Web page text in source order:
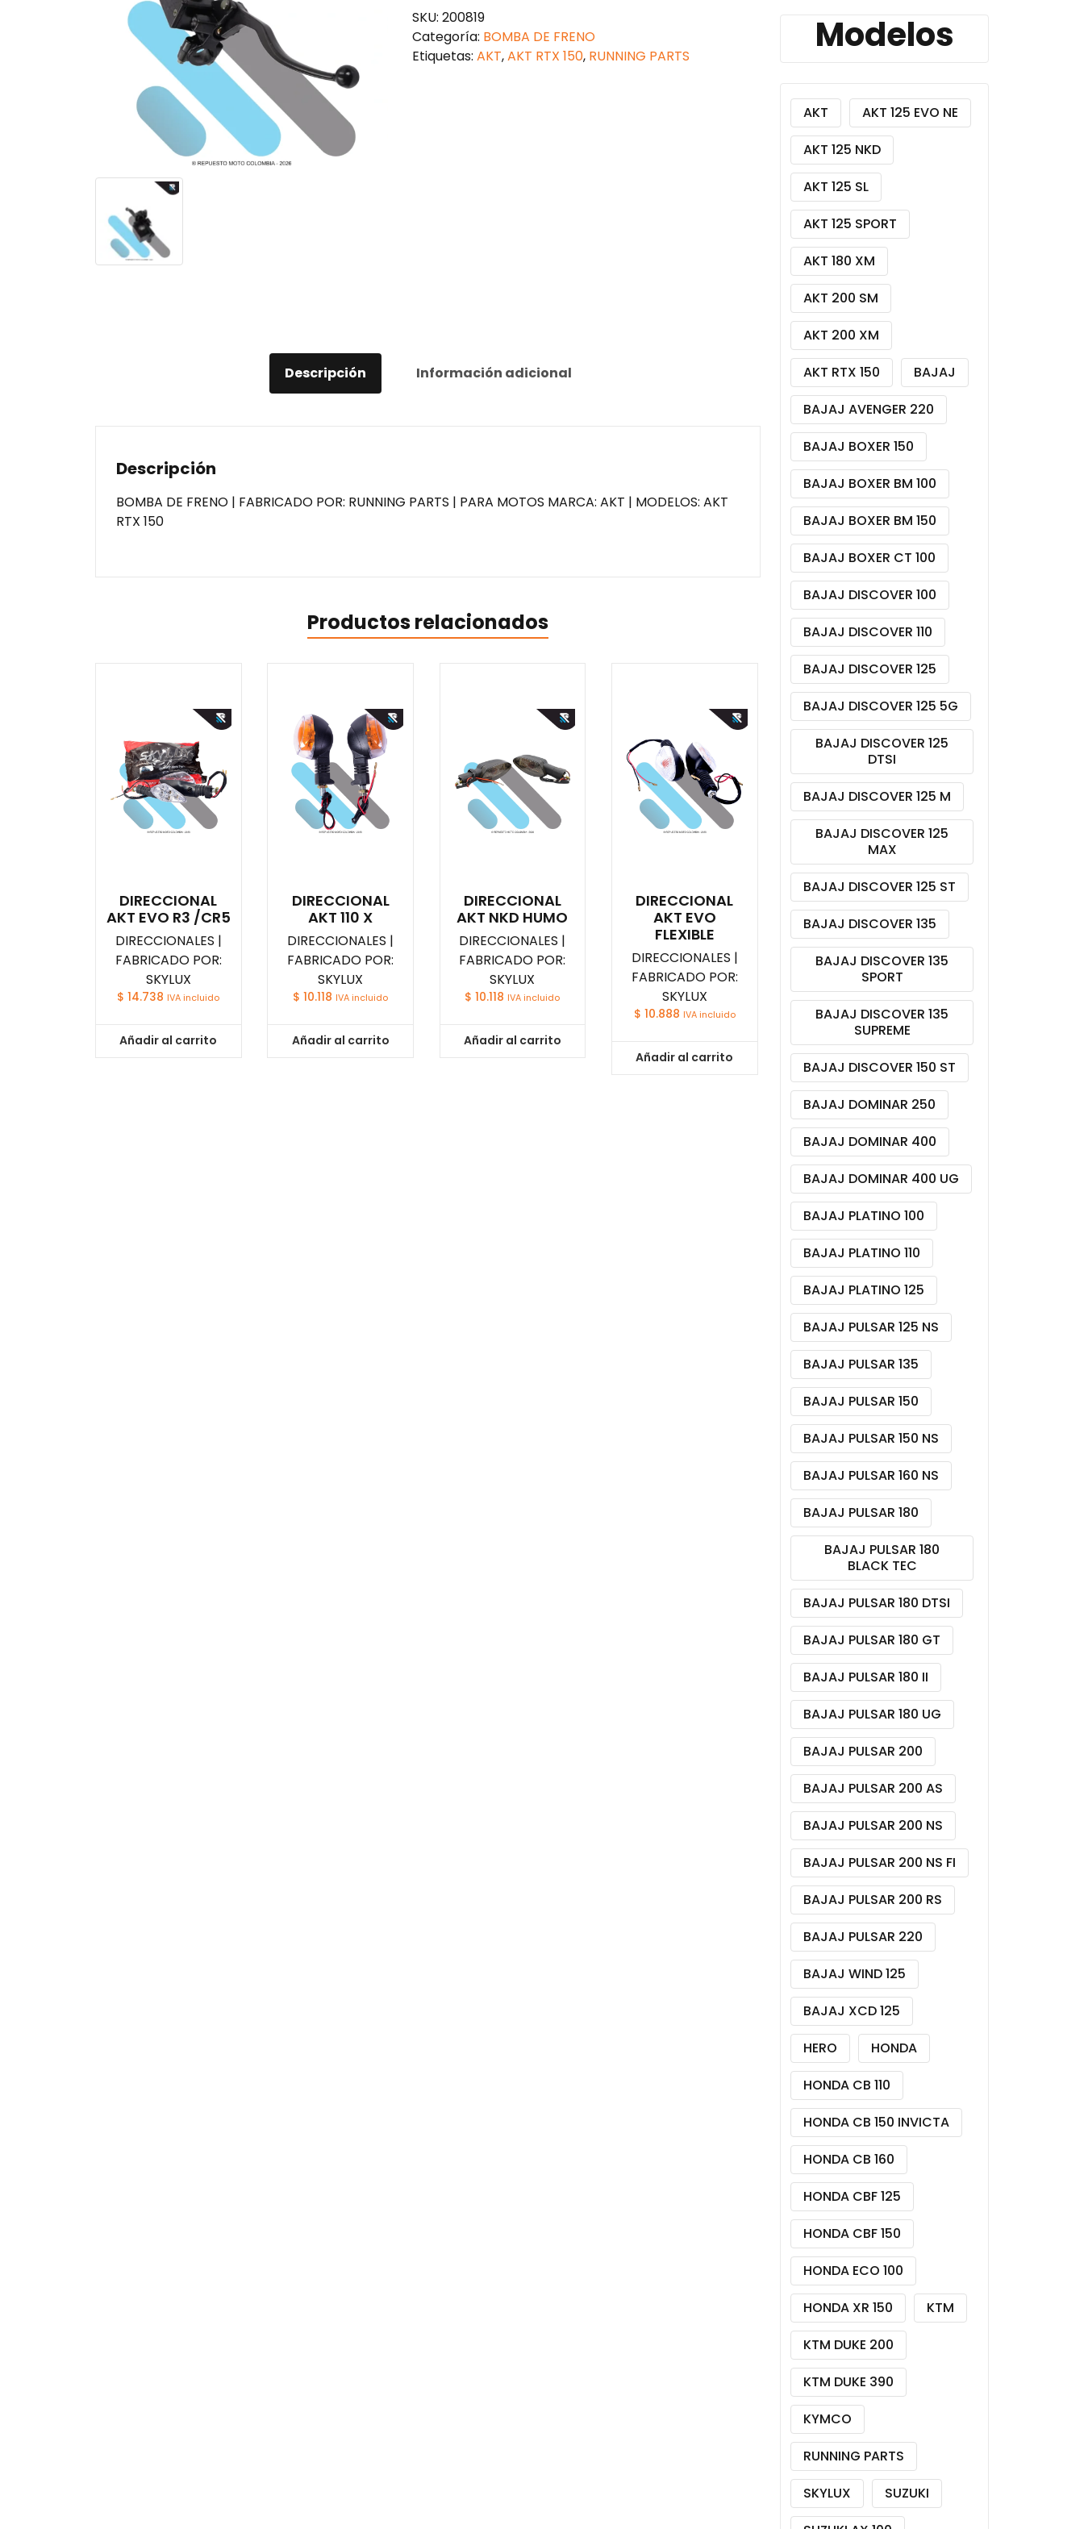
SKU: 200819
Categoría: BOMBA DE FRENO
Etiquetas: AKT,AKT RTX 150, RUNNING PARTS
Descripción Información adicional
Descripción
BOMBA DE FRENO | FABRICADO POR: RUNNING PARTS | PARA MOTOS MARCA: AKT | MODELOS: AKT
RTX 150
Productos relacionados
DIRECCIONAL
AKT EVO R3 /CR5
DIRECCIONALES |
FABRICADO POR:
SKYLUX
$ 14.738 IVA incluido
Añadir al carrito
DIRECCIONAL
AKT 110 X
DIRECCIONALES |
FABRICADO POR:
SKYLUX
$ 10.118 IVA incluido
Añadir al carrito
DIRECCIONAL
AKT NKD HUMO
DIRECCIONALES |
FABRICADO POR:
SKYLUX
$ 10.118 IVA incluido
Añadir al carrito
DIRECCIONAL
AKT EVO
FLEXIBLE
DIRECCIONALES |
FABRICADO POR:
SKYLUX
$ 10.888 IVA incluido
Añadir al carrito
Modelos
AKT
AKT 125 EVO NE
AKT 125 NKD
AKT 125 SL
AKT 125 SPORT
AKT 180 XM
AKT 200 SM
AKT 200 XM
AKT RTX 150
BAJAJ
BAJAJ AVENGER 220
BAJAJ BOXER 150
BAJAJ BOXER BM 100
BAJAJ BOXER BM 150
BAJAJ BOXER CT 100
BAJAJ DISCOVER 100
BAJAJ DISCOVER 110
BAJAJ DISCOVER 125
BAJAJ DISCOVER 125 5G
BAJAJ DISCOVER 125
DTSI
BAJAJ DISCOVER 125 M
BAJAJ DISCOVER 125
MAX
BAJAJ DISCOVER 125 ST
BAJAJ DISCOVER 135
BAJAJ DISCOVER 135
SPORT
BAJAJ DISCOVER 135
SUPREME
BAJAJ DISCOVER 150 ST
BAJAJ DOMINAR 250
BAJAJ DOMINAR 400
BAJAJ DOMINAR 400 UG
BAJAJ PLATINO 100
BAJAJ PLATINO 110
BAJAJ PLATINO 125
BAJAJ PULSAR 125 NS
BAJAJ PULSAR 135
BAJAJ PULSAR 150
BAJAJ PULSAR 150 NS
BAJAJ PULSAR 160 NS
BAJAJ PULSAR 180
BAJAJ PULSAR 180
BLACK TEC
BAJAJ PULSAR 180 DTSI
BAJAJ PULSAR 180 GT
BAJAJ PULSAR 180 II
BAJAJ PULSAR 180 UG
BAJAJ PULSAR 200
BAJAJ PULSAR 200 AS
BAJAJ PULSAR 200 NS
BAJAJ PULSAR 200 NS FI
BAJAJ PULSAR 200 RS
BAJAJ PULSAR 220
BAJAJ WIND 125
BAJAJ XCD 125
HERO
HONDA
HONDA CB 110
HONDA CB 150 INVICTA
HONDA CB 160
HONDA CBF 125
HONDA CBF 150
HONDA ECO 100
HONDA XR 150
KTM
KTM DUKE 200
KTM DUKE 390
KYMCO
RUNNING PARTS
SKYLUX
SUZUKI